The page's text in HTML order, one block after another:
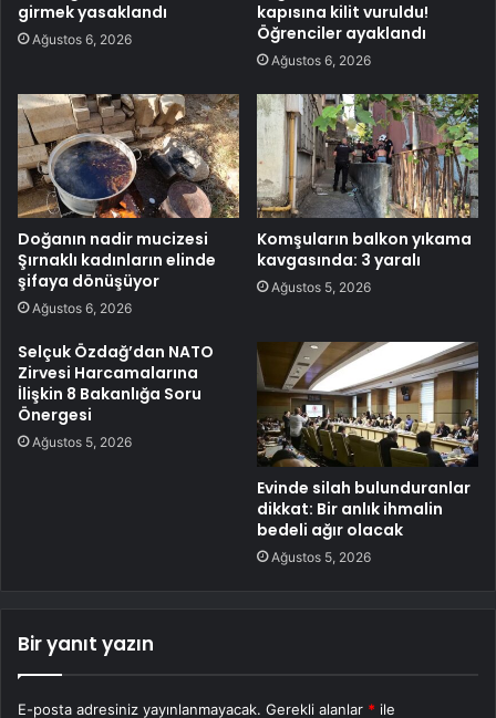
girmek yasaklandı
Ağustos 6, 2026
kapısına kilit vuruldu!
Öğrenciler ayaklandı
Ağustos 6, 2026
Doğanın nadir mucizesi
Şırnaklı kadınların elinde
şifaya dönüşüyor
Ağustos 6, 2026
Komşuların balkon yıkama
kavgasında: 3 yaralı
Ağustos 5, 2026
Selçuk Özdağ’dan NATO
Zirvesi Harcamalarına
İlişkin 8 Bakanlığa Soru
Önergesi
Ağustos 5, 2026
Evinde silah bulunduranlar
dikkat: Bir anlık ihmalin
bedeli ağır olacak
Ağustos 5, 2026
Bir yanıt yazın
E-posta adresiniz yayınlanmayacak. Gerekli alanlar * ile